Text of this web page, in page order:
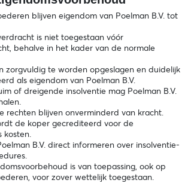
blijven eigendom van Poelman B.V. tot
is niet toegestaan vóór
behalve in het kader van de normale
zorgvuldig te worden opgeslagen en duidelijk
als eigendom van Poelman B.V.
of dreigende insolventie mag Poelman B.V.
rechten blijven onverminderd van kracht.
de koper gecrediteerd voor de
kosten.
B.V. direct informeren over insolventie-
is van toepassing, ook op
voor zover wettelijk toegestaan.